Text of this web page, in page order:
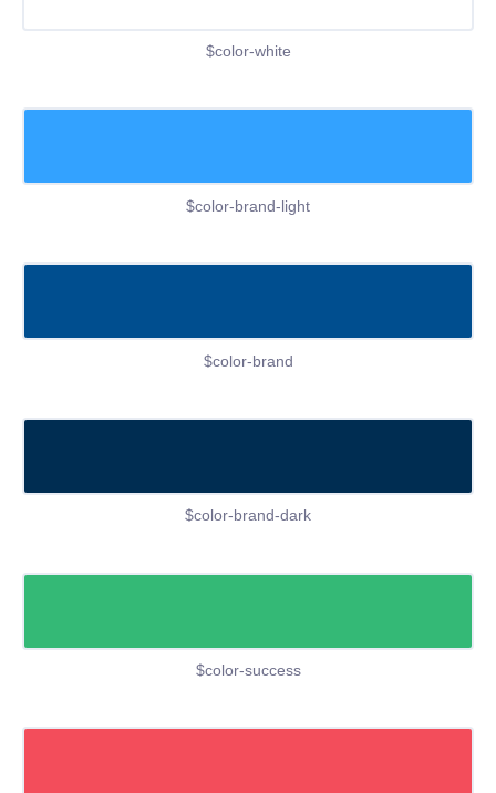
$color-white
$color-brand-light
$color-brand
$color-brand-dark
$color-success